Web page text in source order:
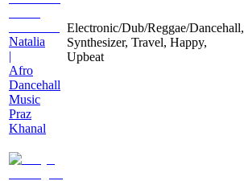
Natalia
|
Afro
Dancehall
Music
Praz
Khanal
Electronic/Dub/Reggae/Dancehall,
Synthesizer, Travel, Happy,
Upbeat